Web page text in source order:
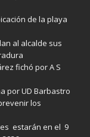
de la playa
al alcalde sus
fichó por A S
por UD Barbastro
los
estarán en el 9